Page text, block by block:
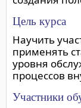
Цель курса
Научить
применять
уровня
процессов
Участники